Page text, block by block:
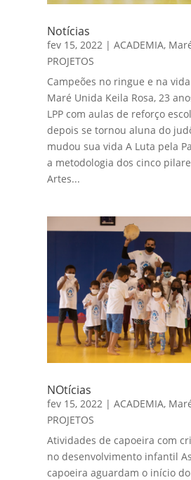
Notícias
fev 15, 2022 |ACADEMIA,
PROJETOS
Campeões no ringue e na
Maré Unida Keila Rosa, 23
LPP com aulas de reforço
depois se tornou aluna do
mudou sua vida A Luta pela
a metodologia dos cinco
Artes...
NOtícias
fev 15, 2022 |ACADEMIA,
PROJETOS
Atividades de capoeira com
no desenvolvimento infantil
capoeira aguardam o início